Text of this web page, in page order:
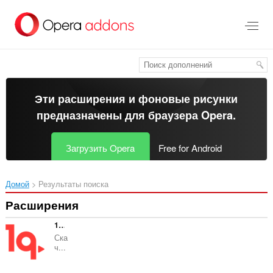
перейти
Эти расширения и фоновые рисунки
предназначены длябраузера Opera.
Загрузить Opera Free for Android
Домой Результаты поиска
Расширения
1qvid - Free Video Downloader
Ска
ч...